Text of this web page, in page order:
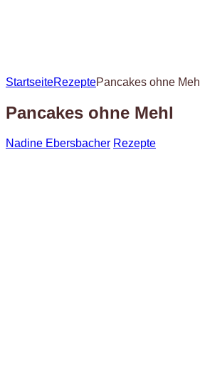
StartseiteRezeptePancakes ohne Mehl
Pancakes ohne Mehl
Nadine Ebersbacher Rezepte